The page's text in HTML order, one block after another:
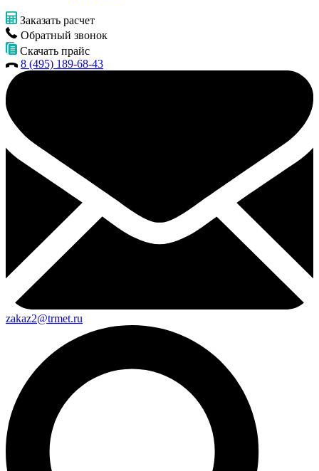
Заказать расчет
Обратный звонок
Скачать прайс
8 (495) 189-68-43
zakaz2@trmet.ru